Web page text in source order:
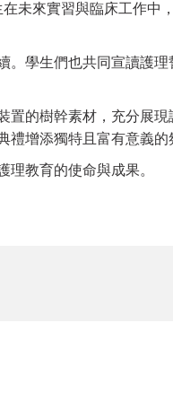
未來實習與臨床工作中
。學生們也共同宣讀護
的樹幹素材，充分展現
增添獨特且富有意義的
教育的使命與成果。